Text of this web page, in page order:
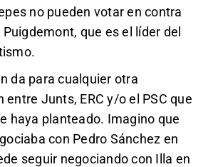
no pueden votar en contra
que es el líder del
da para cualquier otra
entre Junts, ERC y/o el PSC que
haya planteado. Imagino que
con Pedro Sánchez en
seguir negociando con Illa en